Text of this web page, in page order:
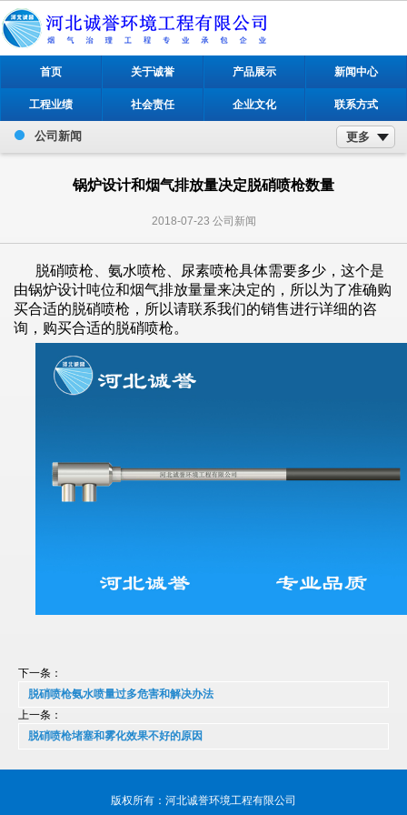
首页 关于诚誉 产品展示 新闻中心
工程业绩 社会责任 企业文化 联系方式
公司新闻 更多
锅炉设计和烟气排放量决定脱硝喷枪数量
2018-07-23 公司新闻
脱硝喷枪、氨水喷枪、尿素喷枪具体需要多少，这个是
由锅炉设计吨位和烟气排放量量来决定的，所以为了准确购
买合适的脱硝喷枪，所以请联系我们的销售进行详细的咨
询，购买合适的脱硝喷枪。
下一条：
脱硝喷枪氨水喷量过多危害和解决办法
上一条：
脱硝喷枪堵塞和雾化效果不好的原因
版权所有：河北诚誉环境工程有限公司